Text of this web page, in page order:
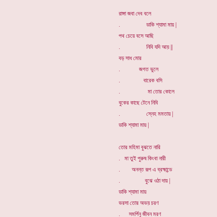
রাঙ্গা জবা দেব বলে
. ডাকি শ্যামা মায় |
পথ চেয়ে বসে আছি
. নিবি যদি আয় ||
বড় সাধ মোর
. জগত ভুলে
. বারেক বসি
. মা তোর কোলে
বুকের কাছে টেনে নিবি
. স্নেহ মমতায় |
ডাকি শ্যামা মায় |
তোর মহিমা বুঝতে নারি
. মা তুই পুরুষ কিংবা নারী
. অনন্ত রূপ এ ব্রহ্মান্ডে
. বুঝে ওঠা দায় |
ডাকি শ্যামা মায়
ভরসা তোর অভয় চরণ
. সমর্পিনু জীবন মরণ